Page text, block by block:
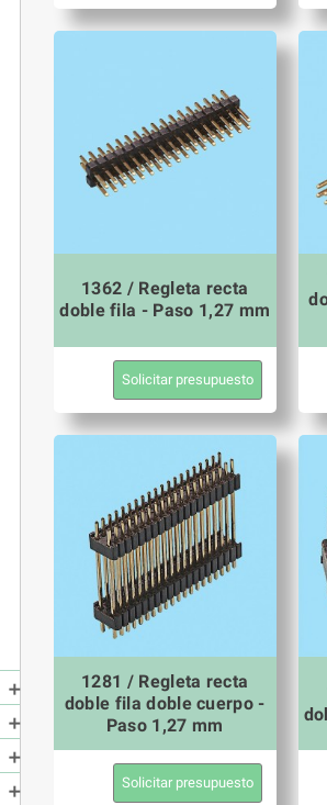




1362 / Regleta recta
doble fila - Paso 1,27 mm
Solicitar presupuesto
1281 / Regleta recta
doble fila doble cuerpo -
Paso 1,27 mm
Solicitar presupuesto